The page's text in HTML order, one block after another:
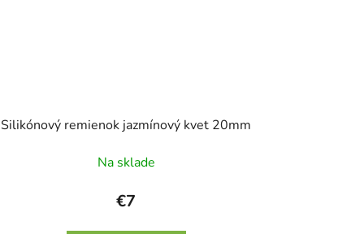
Silikónový remienok jazmínový kvet 20mm
Na sklade
€7